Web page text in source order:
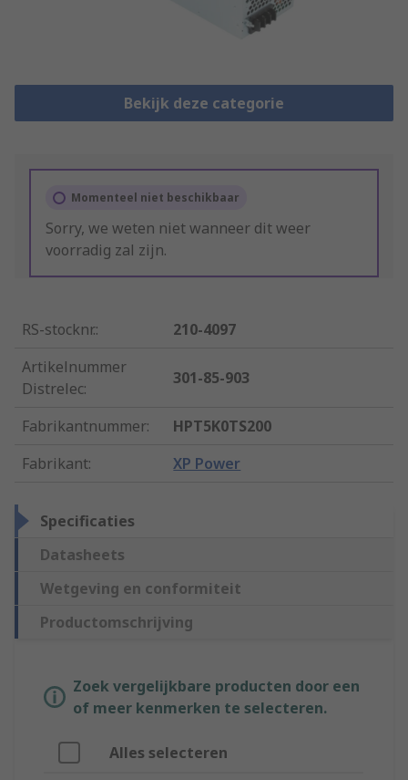
Bekijk deze categorie
Momenteel niet beschikbaar
Sorry, we weten niet wanneer dit weer
voorradig zal zijn.
RS-stocknr.:
210-4097
Artikelnummer
Distrelec:
301-85-903
Fabrikantnummer:
HPT5K0TS200
Fabrikant: XP Power
Specificaties
Datasheets
Wetgeving en conformiteit
Productomschrijving
Zoek vergelijkbare producten door een
of meer kenmerken te selecteren.
Alles selecteren